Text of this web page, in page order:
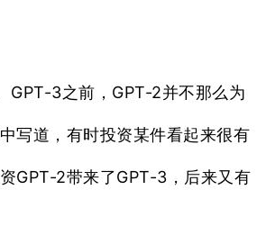
GPT-3之前，GPT-2并不那么为
写道 ，有时投资某件看起来很有
GPT-2带来了GPT-3，后来又有